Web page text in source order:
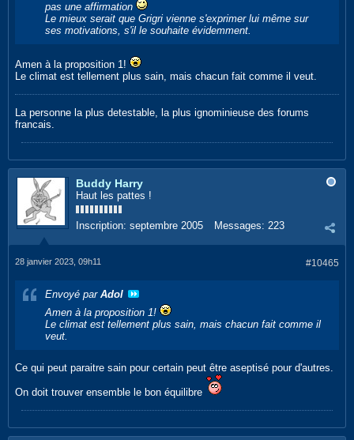
pas une affirmation
Le mieux serait que Grigri vienne s'exprimer lui même sur
ses motivations, s'il le souhaite évidemment.
Amen à la proposition 1!
Le climat est tellement plus sain, mais chacun fait comme il veut.
La personne la plus detestable, la plus ignominieuse des forums
francais.
Buddy Harry
Haut les pattes !
Inscription: septembre 2005 Messages: 223
#10465
28 janvier 2023, 09h11
Envoyé par Adol
Amen à la proposition 1!
Le climat est tellement plus sain, mais chacun fait comme il
veut.
Ce qui peut paraitre sain pour certain peut être aseptisé pour d'autres.
On doit trouver ensemble le bon équilibre